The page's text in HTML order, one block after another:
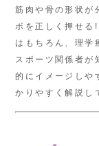
筋肉や骨の形状が
ボを正しく押せる
はもちろん、理
スポーツ関係者が
的にイメージしや
かりやすく解説し